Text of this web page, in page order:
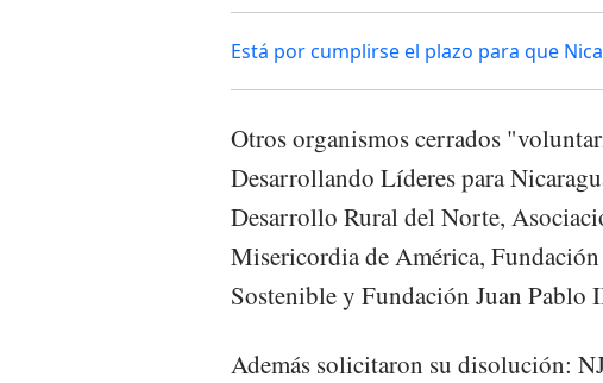
Está por cumplirse el plazo para que
Otros organismos cerrados
Desarrollando Líderes para
Desarrollo Rural del Norte,
Misericordia de América,
Sostenible y Fundación Juan
Además solicitaron su disolución: